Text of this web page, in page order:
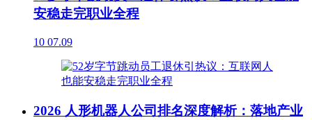
安稳走完职业全程
10 07.09
2026 人形机器人公司排名深度解析：落地产业